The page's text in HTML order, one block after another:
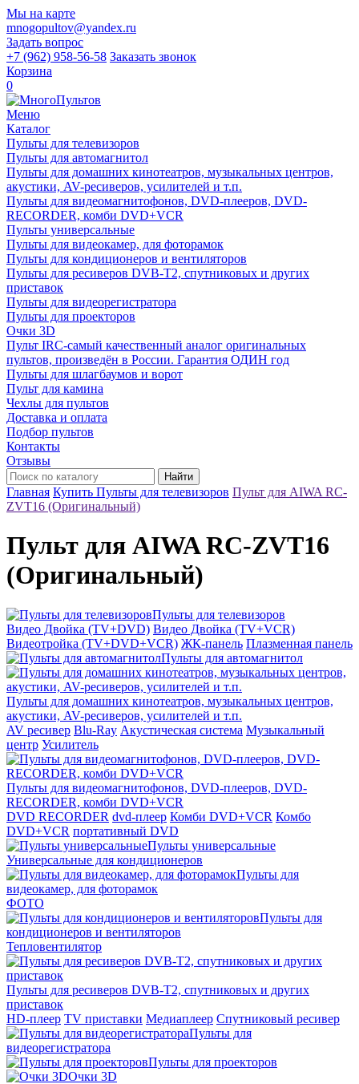
Мы на карте
mnogopultov@yandex.ru
Задать вопрос
+7 (962) 958-56-58 Заказать звонок
Корзина
0
Меню
Каталог
Пульты для телевизоров
Пульты для автомагнитол
Пульты для домашних кинотеатров, музыкальных центров,
акустики, AV-ресиверов, усилителей и т.п.
Пульты для видеомагнитофонов, DVD-плееров, DVD-
RECORDER, комби DVD+VCR
Пульты универсальные
Пульты для видеокамер, для фоторамок
Пульты для кондиционеров и вентиляторов
Пульты для ресиверов DVB-T2, спутниковых и других
приставок
Пульты для видеорегистратора
Пульты для проекторов
Очки 3D
Пульт IRC-самый качественный аналог оригинальных
пультов, произведён в России. Гарантия ОДИН год
Пульты для шлагбаумов и ворот
Пульт для камина
Чехлы для пультов
Доставка и оплата
Подбор пультов
Контакты
Отзывы
Найти
Главная Купить Пульты для телевизоров Пульт для AIWA RC-
ZVT16 (Оригинальный)
Пульт для AIWA RC-ZVT16
(Оригинальный)
Пульты для телевизоров
Видео Двойка (TV+DVD) Видео Двойка (TV+VCR)
Видеотройка (TV+DVD+VCR) ЖК-панель Плазменная панель
Пульты для автомагнитол
Пульты для домашних кинотеатров, музыкальных центров,
акустики, AV-ресиверов, усилителей и т.п.
AV ресивер Blu-Ray Акустическая система Музыкальный
центр Усилитель
Пульты для видеомагнитофонов, DVD-плееров, DVD-
RECORDER, комби DVD+VCR
DVD RECORDER dvd-плеер Комби DVD+VCR Комбо
DVD+VCR портативный DVD
Пульты универсальные
Универсальные для кондиционеров
Пульты для
видеокамер, для фоторамок
ФОТО
Пульты для
кондиционеров и вентиляторов
Тепловентилятор
Пульты для ресиверов DVB-T2, спутниковых и других
приставок
HD-плеер TV приставки Медиаплеер Спутниковый ресивер
Пульты для
видеорегистратора
Пульты для проекторов
Очки 3D